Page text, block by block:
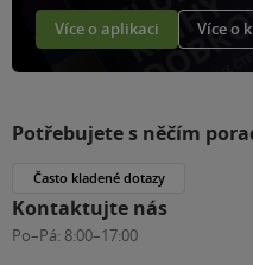
Více o aplikaci Více o
Potřebujete s něčím
Často kladené dotazy
Kontaktujte nás
Po–Pá: 8:00–17:00